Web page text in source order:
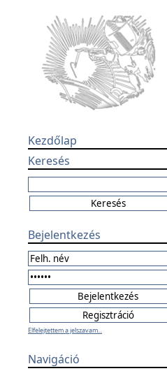
Kezdőlap
Keresés
Bejelentkezés
Elfelejtettem a jelszavam...
Navigáció